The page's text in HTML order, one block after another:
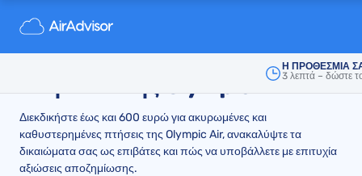
Η ΠΡΟΘΕΣΜΙΑ
3 λεπτά – δώστε
Αποζημίωση για
καθυστερήσεις και ακυρώσεις
πτήσεων της Olympic Air
Διεκδικήστε έως και 600 ευρώ για ακυρωμένες και
καθυστερημένες πτήσεις της Olympic Air, ανακαλύψτε τα
δικαιώματα σας ως επιβάτες και πώς να υποβάλλετε με επιτυχία
αξιώσεις αποζημίωσης.